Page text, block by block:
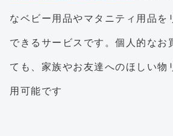
なベビー用品やマタニティ用品を
できるサービスです。個人的なお
ても、家族やお友達へのほしい物
用可能です